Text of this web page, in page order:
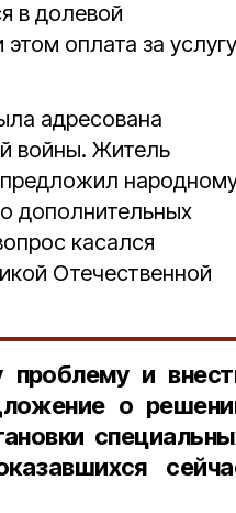
в долевой
оплата за услугу
адресована
войны. Житель
дополнительных
касался
Отечественной
проблему и
о